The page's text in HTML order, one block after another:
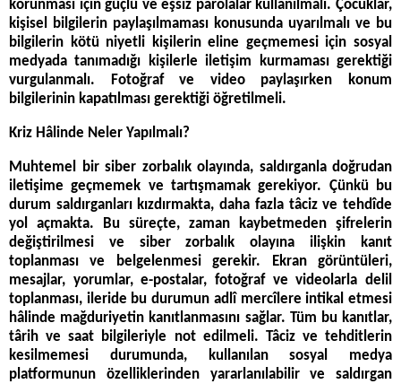
korunması için güçlü ve eşsiz parolalar kullanılmalı. Çocuklar,
kişisel bilgilerin paylaşılmaması konusunda uyarılmalı ve bu
bilgilerin kötü niyetli kişilerin eline geçmemesi için sosyal
medyada tanımadığı kişilerle iletişim kurmaması gerektiği
vurgulanmalı. Fotoğraf ve video paylaşırken konum
bilgilerinin kapatılması gerektiği öğretilmeli.
Kriz Hâlinde Neler Yapılmalı?
Muhtemel bir siber zorbalık olayında, saldırganla doğrudan
iletişime geçmemek ve tartışmamak gerekiyor. Çünkü bu
durum saldırganları kızdırmakta, daha fazla tâciz ve tehdîde
yol açmakta. Bu süreçte, zaman kaybetmeden şifrelerin
değiştirilmesi ve siber zorbalık olayına ilişkin kanıt
toplanması ve belgelenmesi gerekir. Ekran görüntüleri,
mesajlar, yorumlar, e-postalar, fotoğraf ve videolarla delil
toplanması, ileride bu durumun adlî mercîlere intikal etmesi
hâlinde mağduriyetin kanıtlanmasını sağlar. Tüm bu kanıtlar,
târih ve saat bilgileriyle not edilmeli. Tâciz ve tehditlerin
kesilmemesi durumunda, kullanılan sosyal medya
platformunun özelliklerinden yararlanılabilir ve saldırgan